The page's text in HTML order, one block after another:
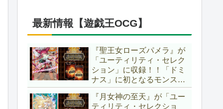
「コスモス姫」などの人気
テーマ強化に加え、「冥
跡」もテーマ化です！！
【遊戯王ラッシュデュエ
ル】
最新情報【遊戯王OCG】
『聖王女ローズパメラ』が
「ユーティリティ・セレク
ション」に収録！！「ドミ
ナス」に初となるモンスタ
ーが登場！！『聖王の粉
砕』や『列王詩篇』に描か
『月女神の至天』が「ユー
ティリティ・セレクショ